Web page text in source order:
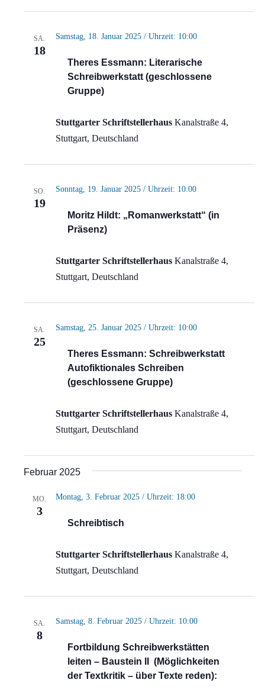
SA.
18
Theres Essmann: Literarische
Schreibwerkstatt (geschlossene
Gruppe)
Samstag, 18. Januar 2025 / Uhrzeit: 10:00
Stuttgarter Schriftstellerhaus Kanalstraße 4,
Stuttgart, Deutschland
SO.
19
Moritz Hildt: „Romanwerkstatt“ (in
Präsenz)
Sonntag, 19. Januar 2025 / Uhrzeit: 10:00
Stuttgarter Schriftstellerhaus Kanalstraße 4,
Stuttgart, Deutschland
SA.
25
Theres Essmann: Schreibwerkstatt
Autofiktionales Schreiben
(geschlossene Gruppe)
Samstag, 25. Januar 2025 / Uhrzeit: 10:00
Stuttgarter Schriftstellerhaus Kanalstraße 4,
Stuttgart, Deutschland
Februar 2025
MO.
3
Schreibtisch
Montag, 3. Februar 2025 / Uhrzeit: 18:00
Stuttgarter Schriftstellerhaus Kanalstraße 4,
Stuttgart, Deutschland
SA.
8
Fortbildung Schreibwerkstätten
leiten – Baustein II (Möglichkeiten
der Textkritik – über Texte reden):
Samstag, 8. Februar 2025 / Uhrzeit: 10:00